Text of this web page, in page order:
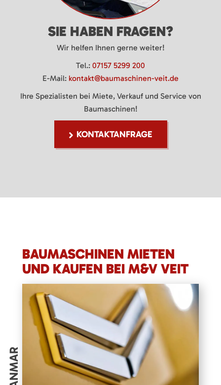
SIE HABEN FRAGEN?
Wir helfen Ihnen gerne weiter!
Tel.: 07157 5299 200
E-Mail: kontakt@baumaschinen-veit.de
Ihre Spezialisten bei Miete, Verkauf und Service von
Baumaschinen!
KONTAKTANFRAGE
BAUMASCHINEN MIETEN
UND KAUFEN BEI M&V VEIT
YANMAR